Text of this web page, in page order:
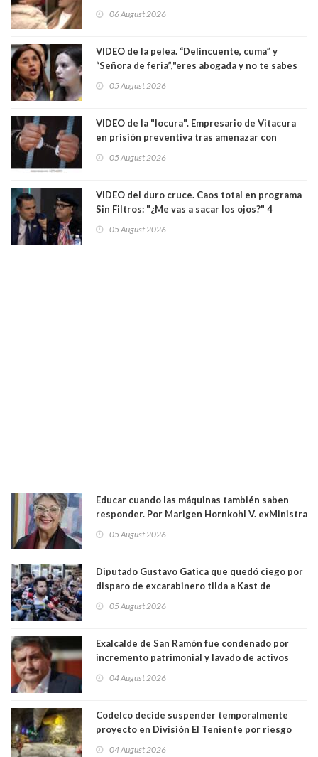
06 August 2026
VIDEO de la pelea. “Delincuente, cuma” y
“Señora de feria”,"eres abogada y no te sabes
senadoras Camila Flores y Fabiola Campillai en
05 August 2026
VIDEO de la "locura". Empresario de Vitacura
en prisión preventiva tras amenazar con
Los persiguió en potente camioneta
05 August 2026
VIDEO del duro cruce. Caos total en programa
Sin Filtros: "¿Me vas a sacar los ojos?" 4
excarabinero que dejó ciego a Gustavo Gatica:
05 August 2026
Educar cuando las máquinas también saben
responder. Por Marigen Hornkohl V. exMinistra
05 August 2026
Diputado Gustavo Gatica que quedó ciego por
disparo de excarabinero tilda a Kast de
absolución del exuniformado. Presidente DC
05 August 2026
Exalcalde de San Ramón fue condenado por
incremento patrimonial y lavado de activos
04 August 2026
Codelco decide suspender temporalmente
proyecto en División El Teniente por riesgo
04 August 2026